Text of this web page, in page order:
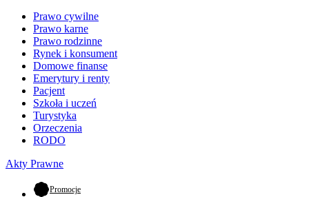
Prawo cywilne
Prawo karne
Prawo rodzinne
Rynek i konsument
Domowe finanse
Emerytury i renty
Pacjent
Szkoła i uczeń
Turystyka
Orzeczenia
RODO
Akty Prawne
Promocje- otwiera się w nowej karcie